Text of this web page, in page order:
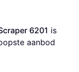
6201
aanbod